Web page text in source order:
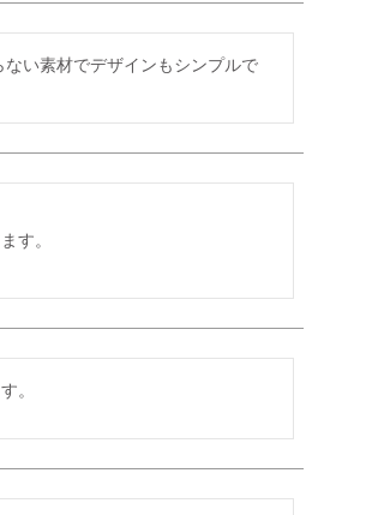
い素材でデザインもシンプルで
す。
す。